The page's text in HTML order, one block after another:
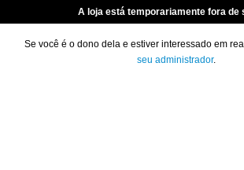
A loja está temporariamente fora de
Se você é o dono dela e estiver interessado em
seu administrador.